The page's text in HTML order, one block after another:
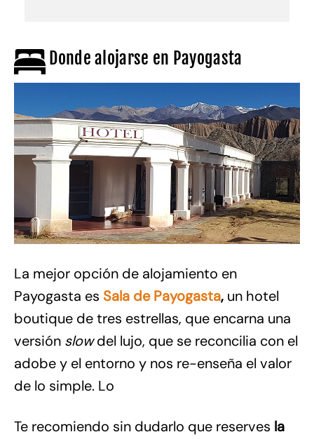
Donde alojarse en Payogasta
La mejor opción de alojamiento en
Payogasta es Sala de Payogasta, un hotel
boutique de tres estrellas, que encarna una
versión slowdel lujo, que se reconcilia con el
adobe y el entorno y nos re-enseña el valor
de lo simple. Lo
Te recomiendo sin dudarlo que reserves la